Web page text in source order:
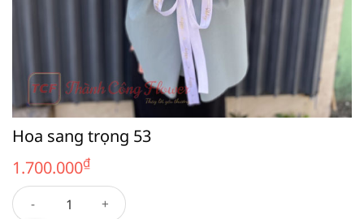
Hoa sang trọng 53
1.700.000₫
Hoa sang trọng 53 số lượng